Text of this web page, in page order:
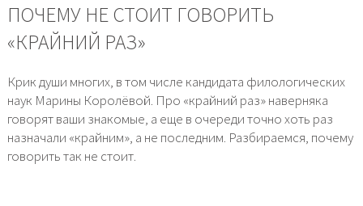
ПОЧЕМУ НЕ СТОИТ ГОВОРИТЬ
«КРАЙНИЙ РАЗ»
Крик души многих, в том числе кандидата филологических
наук Марины Королёвой. Про «крайний раз» наверняка
говорят ваши знакомые, а еще в очереди точно хоть раз
назначали «крайним», а не последним. Разбираемся, почему
говорить так не стоит.